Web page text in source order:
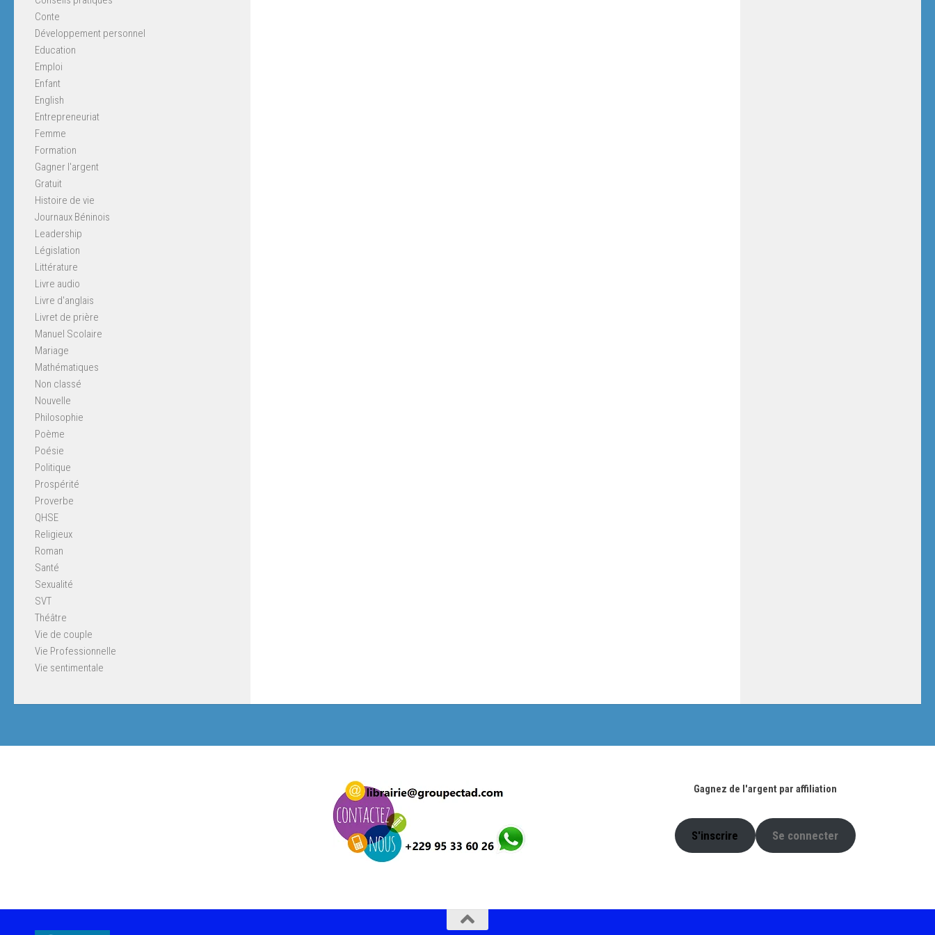
Conte
Développement personnel
Education
Emploi
Enfant
English
Entrepreneuriat
Femme
Formation
Gagner l'argent
Gratuit
Histoire de vie
Journaux Béninois
Leadership
Législation
Littérature
Livre audio
Livre d'anglais
Livret de prière
Manuel Scolaire
Mariage
Mathématiques
Non classé
Nouvelle
Philosophie
Poème
Poésie
Politique
Prospérité
Proverbe
QHSE
Religieux
Roman
Santé
Sexualité
SVT
Théâtre
Vie de couple
Vie Professionnelle
Vie sentimentale
Gagnez de l'argent par affiliation
S'inscrire Se connecter